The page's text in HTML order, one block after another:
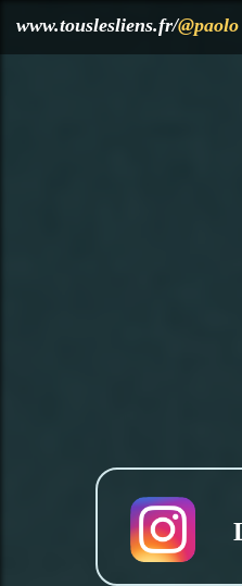
www.touslesliens.fr/@paolo